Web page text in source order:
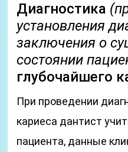
Диагностика
установления
заключения о
состоянии
глубочайшего
При проведении
кариеса дантист
пациента, данные